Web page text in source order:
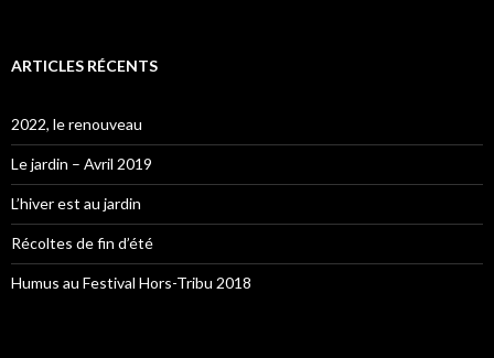
ARTICLES RÉCENTS
2022, le renouveau
Le jardin – Avril 2019
L’hiver est au jardin
Récoltes de fin d’été
Humus au Festival Hors-Tribu 2018